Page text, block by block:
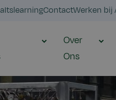
ItslearningContactWerken bij
Over
Ons